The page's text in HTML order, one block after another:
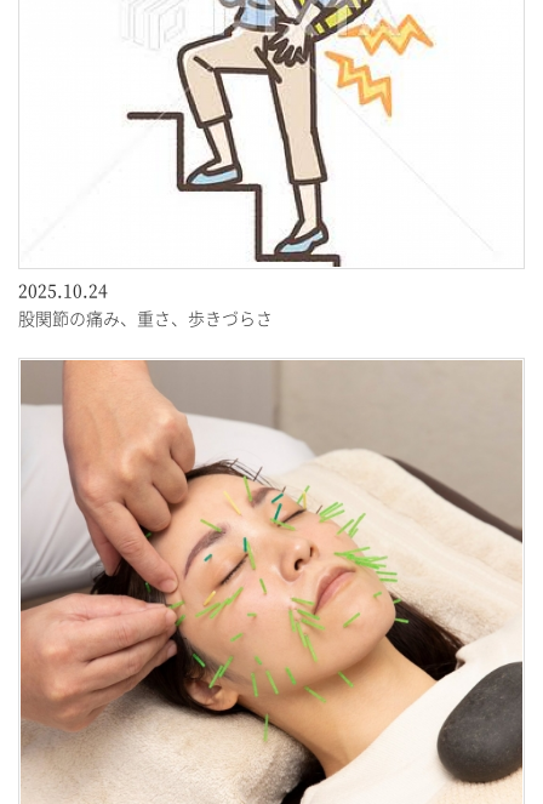
2025.10.24
股関節の痛み、重さ、歩きづらさ